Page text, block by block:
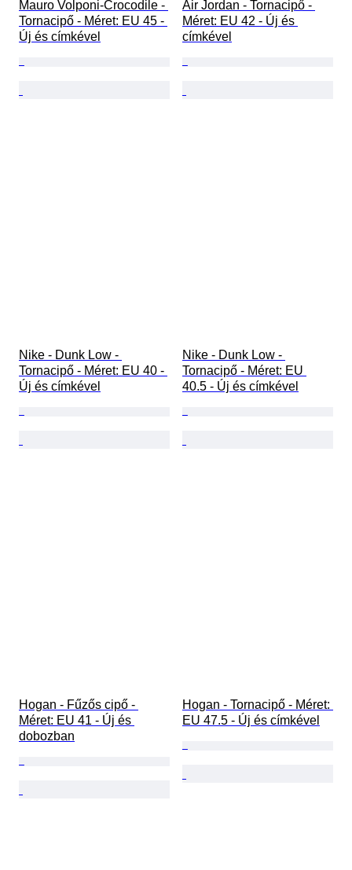
Mauro Volponi-Crocodile -
Tornacipő - Méret: EU 45 -
Új és címkével
Air Jordan - Tornacipő -
Méret: EU 42 - Új és
címkével
Nike - Dunk Low -
Tornacipő - Méret: EU 40 -
Új és címkével
Nike - Dunk Low -
Tornacipő - Méret: EU
40.5 - Új és címkével
Hogan - Fűzős cipő -
Méret: EU 41 - Új és
dobozban
Hogan - Tornacipő - Méret:
EU 47.5 - Új és címkével